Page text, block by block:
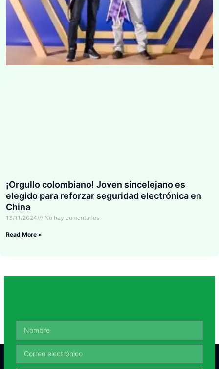
¡Orgullo colombiano! Joven sincelejano es
elegido para reforzar seguridad electrónica en
China
13/11/2024 No hay comentarios
Read More »